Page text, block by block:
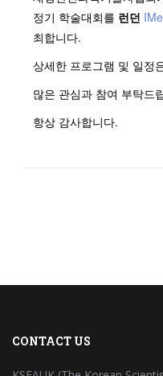
정기 학술대회를 런던
최합니다.
상세한 프로그램 및 일정
많은 관심과 참여 부탁드
항상 감사합니다.
CONTACT US